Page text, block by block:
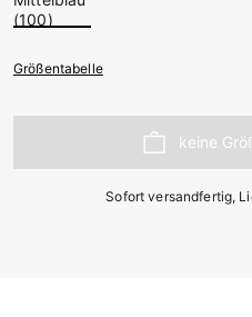
Größentabelle
Sofort versandfertig,